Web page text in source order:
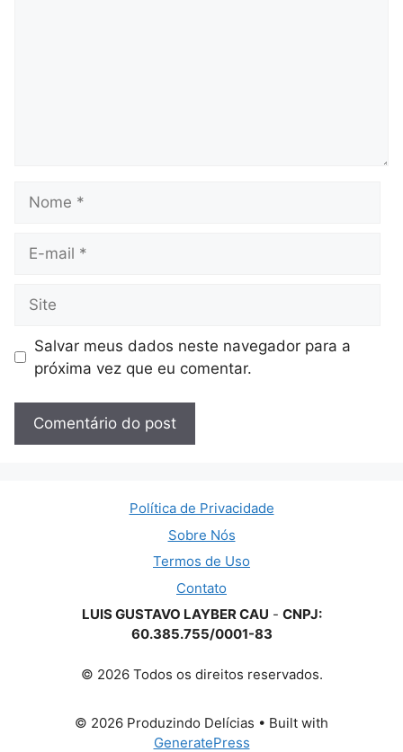
mail
Salvar meus dados neste navegador para a
próxima vez que eu comentar.
Política de Privacidade
Sobre Nós
Termos de Uso
Contato
LUIS GUSTAVO LAYBER CAU - CNPJ:
60.385.755/0001-83
© 2026 Todos os direitos reservados.
© 2026 Produzindo Delícias • Built with
GeneratePress